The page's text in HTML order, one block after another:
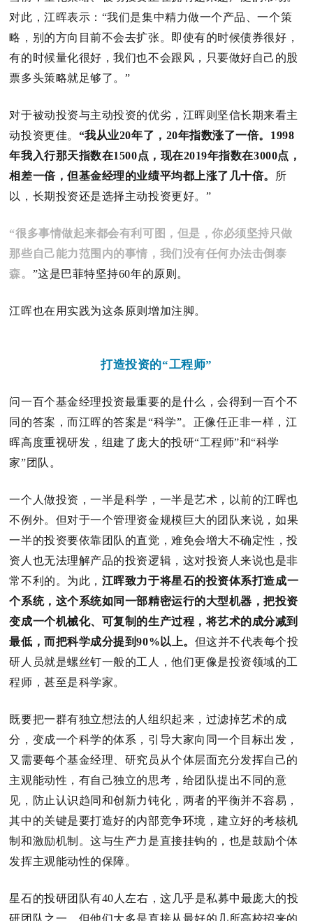
对此，江晖表示： “我们是集中精力做一个产品、一个策
略，别的方向目前不会去扩张。
即使有的时候债券很好，
有的时候量化很好，我们也不会跟风，只要做好自己的股
票多头策略就足够了。 ”
对于被动投资与主动投资的优劣，江晖则坚信长期来看主
动投资更佳。 “我从业20年了，20年指数涨了一倍。 1998
年我入行那天指数在1500点，现在2019年指数在3000点，
相差一倍，但基金经理的业绩平均都上涨了几十倍。
所
以，长期投资还是选择主动投资更好。 ”
“很多事情做起来都会有利可图，但是，你必须坚持只做
那些自己能力范围内的事情，我们没有任何办法击倒泰
森。 ”这是巴菲特坚持60年的原则。
江晖也在用实践为这条原则增加注脚。
打造投资的“工程师”
问一百个基金经理投资最重要的是什么，会得到一百个不
同的答案，而江晖的答案是“科学”。 正像任正非一样，江
晖高度重视研发，组建了庞大的投研“工程师”和“科学
家”团队。
一个人做投资，一半是科学，一半是艺术，以前的江晖也
不例外。 但对于一个管理资金规模巨大的团队来说，如果
一半的投资要依靠团队的直觉，难免会增大不确定性，投
资人也无法理解产品的投资逻辑，这对投资人来说也是非
常不利的。 为此， 江晖致力于将星石的投资体系打造成一
个系统，这个系统如同一部精密运行的大型机器，把投资
变成一个机械化、可复制的生产过程，将艺术的成分减到
最低，而把科学成分提到90%以上。 但这并不代表每个投
研人员就是螺丝钉一般的工人，他们更像是投资领域的工
程师，甚至是科学家。
既要把一群有独立想法的人组织起来，过滤掉艺术的成
分，变成一个科学的体系，引导大家向同一个目标出发，
又需要每个基金经理、研究员从个体层面充分发挥自己的
主观能动性，有自己独立的思考，给团队提出不同的意
见，防止认识趋同和创新力钝化，两者的平衡并不容易，
其中的关键是要打造好的内部竞争环境，建立好的考核机
制和激励机制。这与生产力是直接挂钩的，也是鼓励个体
发挥主观能动性的保障。
星石的投研团队有40人左右，这几乎是私募中最庞大的投
研团队之一，但他们大多是直接从最好的几所高校招来的